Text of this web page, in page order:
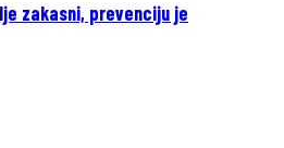
zakasni, prevenciju je